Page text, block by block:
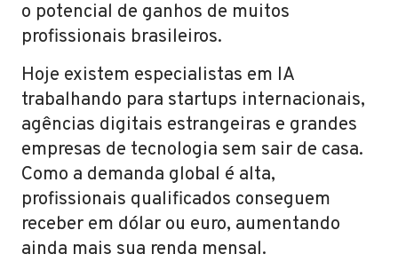
o potencial de ganhos de muitos
profissionais brasileiros.
Hoje existem especialistas em IA
trabalhando para startups internacionais,
agências digitais estrangeiras e grandes
empresas de tecnologia sem sair de casa.
Como a demanda global é alta,
profissionais qualificados conseguem
receber em dólar ou euro, aumentando
ainda mais sua renda mensal.